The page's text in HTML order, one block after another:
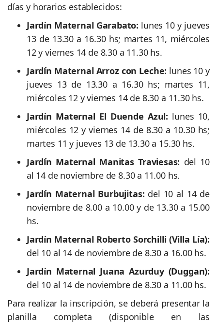
días y horarios establecidos:
Jardín Maternal Garabato: lunes 10 y jueves
13 de 13.30 a 16.30 hs; martes 11, miércoles
12 y viernes 14 de 8.30 a 11.30 hs.
Jardín Maternal Arroz con Leche: lunes 10 y
jueves 13 de 13.30 a 16.30 hs; martes 11,
miércoles 12 y viernes 14 de 8.30 a 11.30 hs.
Jardín Maternal El Duende Azul: lunes 10,
miércoles 12 y viernes 14 de 8.30 a 10.30 hs;
martes 11 y jueves 13 de 13.30 a 15.30 hs.
Jardín Maternal Manitas Traviesas: del 10
al 14 de noviembre de 8.30 a 11.00 hs.
Jardín Maternal Burbujitas: del 10 al 14 de
noviembre de 8.00 a 10.00 y de 13.30 a 15.00
hs.
Jardín Maternal Roberto Sorchilli (Villa Lía):
del 10 al 14 de noviembre de 8.30 a 16.00 hs.
Jardín Maternal Juana Azurduy (Duggan):
del 10 al 14 de noviembre de 8.30 a 11.00 hs.
Para realizar la inscripción, se deberá presentar la
planilla completa (disponible en las